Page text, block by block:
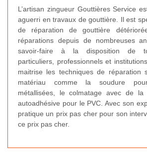
L’artisan zingueur Gouttières Service
aguerri en travaux de gouttière. Il est
de réparation de gouttière
réparations depuis de nombreuses
savoir-faire à la disposition de
particuliers, professionnels et
maitrise les techniques de réparation
matériau comme la soudure
métallisées, le colmatage avec de la
autoadhésive pour le PVC. Avec son
pratique un prix pas cher pour son
ce prix pas cher.